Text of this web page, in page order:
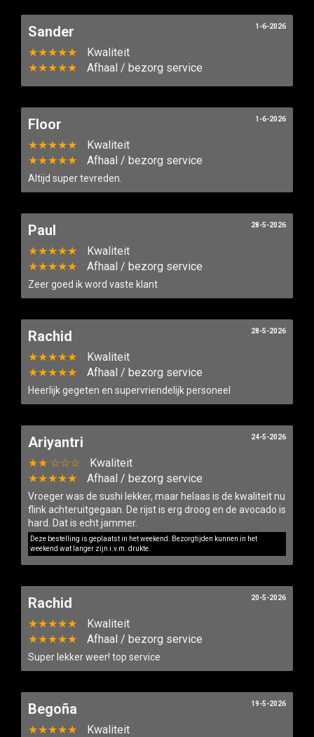
Sander
★★★★★
Kwaliteit
★★★★★
Afhaal / bezorg service
1-6-2026
Floor
★★★★★
Kwaliteit
★★★★★
Afhaal / bezorg service
Altijd super tevreden.
1-6-2026
Paul
★★★★★
Kwaliteit
★★★★★
Afhaal / bezorg service
Zeer goed ik word vaste klant
28-5-2026
Rachid
★★★★★
Kwaliteit
★★★★★
Afhaal / bezorg service
Heerlijk gegeten en supervriendelijk personeel
28-5-2026
Ariyantri
★★ ☆☆☆
Kwaliteit
★★★★★
Afhaal / bezorg service
Vroeger was de sushi lekker, maar helaas is de kwaliteit nu
flink achteruitgegaan. De rijst is erg droog en de avocado is
hard. Dat is echt jammer.
Deze bestelling is geplaatst in het weekend. Bezorgtijden kunnen in het
weekend wat langer zijn i.v.m. drukte.
24-5-2026
Rachid
★★★★★
Kwaliteit
★★★★★
Afhaal / bezorg service
Super lekker weer! top service
20-5-2026
Begoña
★★★★★
Kwaliteit
19-5-2026